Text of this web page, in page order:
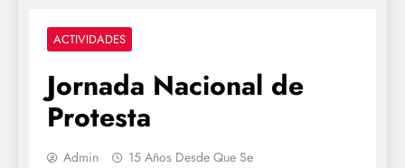
ACTIVIDADES
Jornada Nacional de
Protesta
Admin
15 Años Desde Que Se